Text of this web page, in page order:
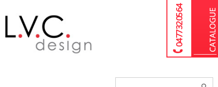
04 77 32 05 64